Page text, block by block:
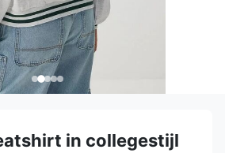
in collegestijl